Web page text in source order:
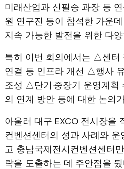
미래산업과 신필승 과장 등
원 연구진 등이 참석한 가운
지속 가능한 발전을 위한 다
특히 이번 회의에서는 △센터
연결 등 인프라 개선 △행사
조성 △단기·중장기 운영계
의 연계 방안 등에 대한 논의
아울러 대구 EXCO 전시장을
컨벤션센터의 성과 사례와
고 충남국제전시컨벤션센터
략을 도출하는 데 주안점을